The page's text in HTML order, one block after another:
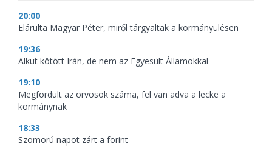
20:00
Elárulta Magyar Péter, miről tárgyaltak a kormányülésen
19:36
Alkut kötött Irán, de nem az Egyesült Államokkal
19:10
Megfordult az orvosok száma, fel van adva a lecke a
kormánynak
18:33
Szomorú napot zárt a forint